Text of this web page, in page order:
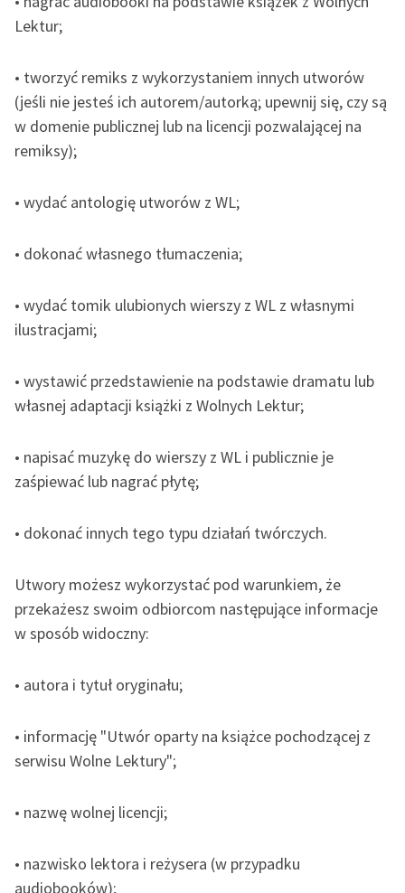
Lektur;
• tworzyć remiks z wykorzystaniem innych utworów
(jeśli nie jesteś ich autorem/autorką; upewnij się, czy są
w domenie publicznej lub na licencji pozwalającej na
remiksy);
• wydać antologię utworów z WL;
• dokonać własnego tłumaczenia;
• wydać tomik ulubionych wierszy z WL z własnymi
ilustracjami;
• wystawić przedstawienie na podstawie dramatu lub
własnej adaptacji książki z Wolnych Lektur;
• napisać muzykę do wierszy z WL i publicznie je
zaśpiewać lub nagrać płytę;
• dokonać innych tego typu działań twórczych.
Utwory możesz wykorzystać pod warunkiem, że
przekażesz swoim odbiorcom następujące informacje
w sposób widoczny:
• autora i tytuł oryginału;
• informację "Utwór oparty na książce pochodzącej z
serwisu Wolne Lektury";
• nazwę wolnej licencji;
• nazwisko lektora i reżysera (w przypadku
audiobooków);